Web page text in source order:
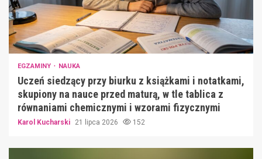
EGZAMINY NAUKA
Uczeń siedzący przy biurku z książkami i notatkami,
skupiony na nauce przed maturą, w tle tablica z
równaniami chemicznymi i wzorami fizycznymi
Karol Kucharski 21 lipca 2026 152